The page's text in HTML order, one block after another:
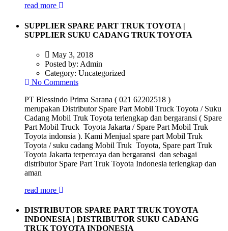
read more
SUPPLIER SPARE PART TRUK TOYOTA |
SUPPLIER SUKU CADANG TRUK TOYOTA
May 3, 2018
Posted by: Admin
Category: Uncategorized
No Comments
PT Blessindo Prima Sarana ( 021 62202518 )
merupakan Distributor Spare Part Mobil Truck Toyota / Suku
Cadang Mobil Truk Toyota terlengkap dan bergaransi ( Spare
Part Mobil Truck Toyota Jakarta / Spare Part Mobil Truk
Toyota indonsia ). Kami Menjual spare part Mobil Truk
Toyota / suku cadang Mobil Truk Toyota, Spare part Truk
Toyota Jakarta terpercaya dan bergaransi dan sebagai
distributor Spare Part Truk Toyota Indonesia terlengkap dan
aman
read more
DISTRIBUTOR SPARE PART TRUK TOYOTA
INDONESIA | DISTRIBUTOR SUKU CADANG
TRUK TOYOTA INDONESIA